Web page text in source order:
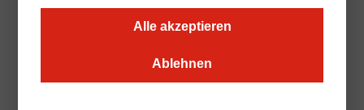
Alle akzeptieren
Ablehnen
Mit präzisen Daten zu verantwortungsvollem Handeln: So will